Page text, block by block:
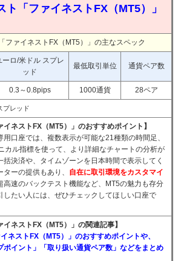
ト「ファイネストFX（MT5）」
ファイネストFX（MT5）」の主なスペック
ーロ/米ドル スプレ
ッド
最低取引単位 通貨ペア数
0.3～0.8pips 1000通貨 28ペア
プレッド
イネストFX（MT5）」のおすすめポイント】
口座では、複数表示が可能な21種類の時間足、
カル指標を使って、より詳細なチャートの分析が
決済や、タイムゾーンを日本時間で表示してく
ーの提供もあり、 自在に取引環境をカスタマイ
高速のバックテスト機能など、MT5の魅力も存分
したい人には、ぜひチェックしてほしい口座で
イネストFX（MT5）」の関連記事】
ネストFX（MT5）」のおすすめポイントや、
ポイント」「取り扱い通貨ペア数」などをまとめ